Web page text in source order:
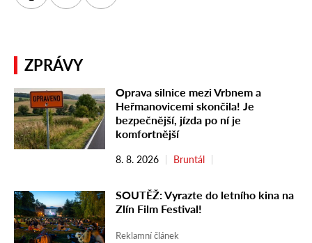
ZPRÁVY
Oprava silnice mezi Vrbnem a
Heřmanovicemi skončila! Je
bezpečnější, jízda po ní je
komfortnější
8. 8. 2026 Bruntál
SOUTĚŽ: Vyrazte do letního kina na
Zlín Film Festival!
Reklamní článek